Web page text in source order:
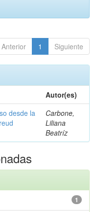
Anterior 1 Siguiente
Autor(es)
desde la
Carbone,
Liliana
Beatríz
1